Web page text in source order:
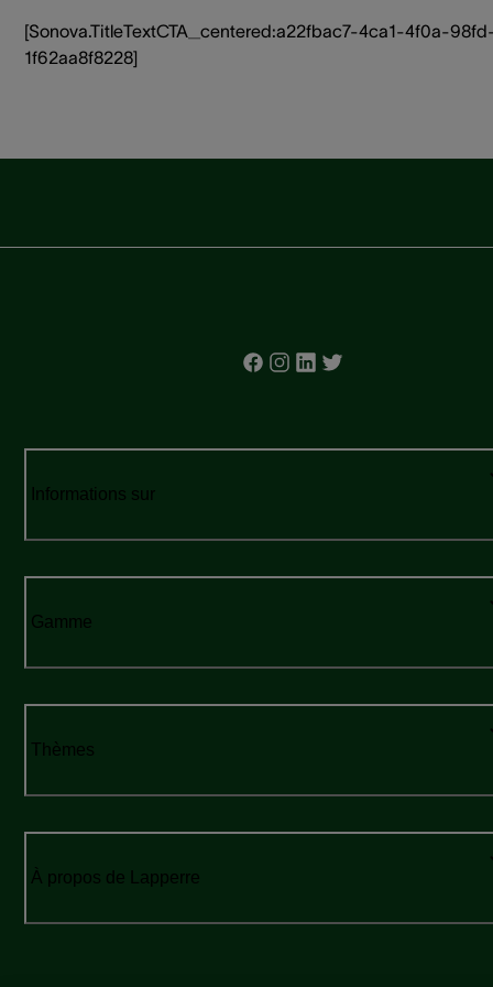
[Sonova.TitleTextCTA_centered:a22fbac7-4ca1-4f0a-
1f62aa8f8228]
Informations sur
Gamme
Thèmes
À propos de Lapperre